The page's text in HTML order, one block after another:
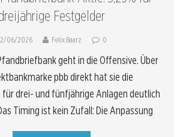
Festgelder
06/2026 Felix Baarz 0
geht in die Offensive. Über
pbb direkt hat sie die
für drei- und fünfjährige Anlagen deutlich
Timing ist kein Zufall: Die Anpassung